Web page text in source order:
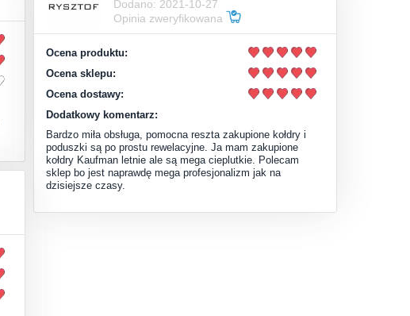
Dodano: 2021-10-27
Opinia zweryfikowana
Ocena produktu:
Ocena sklepu:
Ocena dostawy:
Dodatkowy komentarz:
Bardzo miła obsługa, pomocna reszta zakupione kołdry i
poduszki są po prostu rewelacyjne. Ja mam zakupione
kołdry Kaufman letnie ale są mega cieplutkie. Polecam
sklep bo jest naprawdę mega profesjonalizm jak na
dzisiejsze czasy.